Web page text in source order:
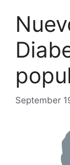
September